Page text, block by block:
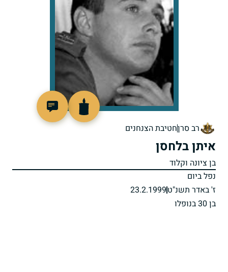
רב סרןחטיבת הצנחנים
איתן בלחסן
בן ציונה וקלוד
נפל ביום
ז' באדר תשנ"ט23.2.1999
בן 30 בנופלו